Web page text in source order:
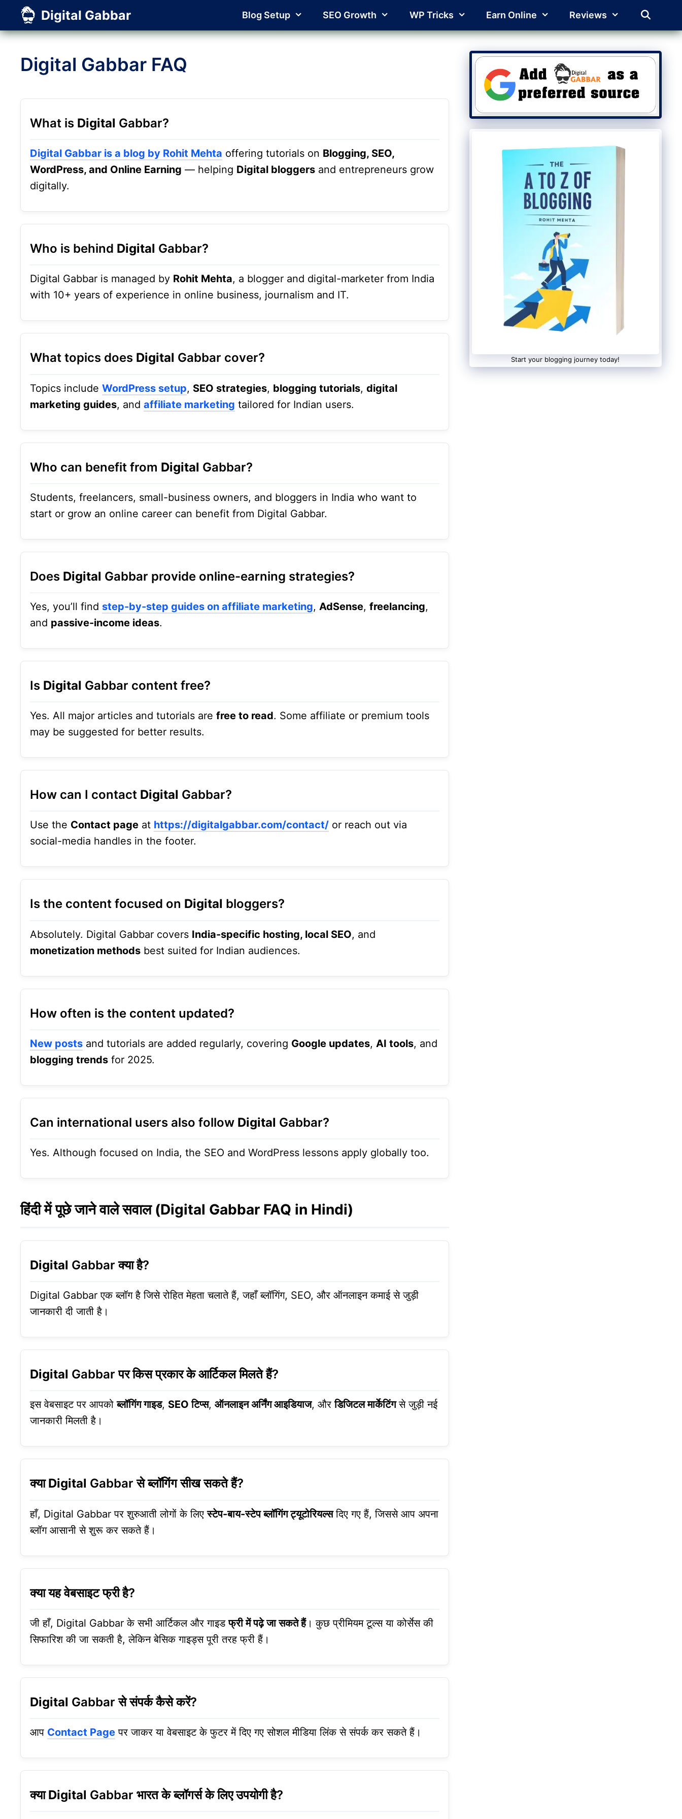
content
Digital Gabbar Blog Setup SEO Growth WP Tricks Earn Online Reviews
Digital Gabbar FAQ
What is Digital Gabbar?
Digital Gabbar is a blog by Rohit Mehta offering tutorials on Blogging, SEO,
WordPress, and Online Earning — helping Digital bloggers and entrepreneurs grow
digitally.
Who is behind Digital Gabbar?
Digital Gabbar is managed by Rohit Mehta, a blogger and digital-marketer from India
with 10+ years of experience in online business, journalism and IT.
What topics does Digital Gabbar cover?
Topics include WordPress setup, SEO strategies, blogging tutorials, digital
marketing guides, and affiliate marketing tailored for Indian users.
Who can benefit from Digital Gabbar?
Students, freelancers, small-business owners, and bloggers in India who want to
start or grow an online career can benefit from Digital Gabbar.
Does Digital Gabbar provide online-earning strategies?
Yes, you’ll find step-by-step guides on affiliate marketing, AdSense, freelancing,
and passive-income ideas.
Is Digital Gabbar content free?
Yes. All major articles and tutorials are free to read. Some affiliate or premium tools
may be suggested for better results.
How can I contact Digital Gabbar?
Use the Contact page at https://digitalgabbar.com/contact/ or reach out via
social-media handles in the footer.
Is the content focused on Digital bloggers?
Absolutely. Digital Gabbar covers India-specific hosting, local SEO, and
monetization methods best suited for Indian audiences.
How often is the content updated?
New posts and tutorials are added regularly, covering Google updates, AI tools, and
blogging trends for 2025.
Can international users also follow Digital Gabbar?
Yes. Although focused on India, the SEO and WordPress lessons apply globally too.
हिंदी में पूछे जाने वाले सवाल (Digital Gabbar FAQ in Hindi)
Digital Gabbar क्या है?
Digital Gabbar एक ब्लॉग है जिसे रोहित मेहता चलाते हैं, जहाँ ब्लॉगिंग, SEO, और ऑनलाइन कमाई से जुड़ी
जानकारी दी जाती है।
Digital Gabbar पर किस प्रकार के आर्टिकल मिलते हैं?
इस वेबसाइट पर आपकोब्लॉगिंग गाइड, SEO टिप्स, ऑनलाइन अर्निंग आइडियाज, औरडिजिटल मार्केटिंगसे जुड़ी नई
जानकारी मिलती है।
क्याDigital Gabbar से ब्लॉगिंग सीख सकते हैं?
हाँ, Digital Gabbar पर शुरुआती लोगों के लिएस्टेप-बाय-स्टेप ब्लॉगिंग ट्यूटोरियल्सदिए गए हैं, जिससे आप अपना
ब्लॉग आसानी से शुरू कर सकते हैं।
क्या यह वेबसाइट फ्री है?
जी हाँ, Digital Gabbar के सभी आर्टिकल और गाइडफ्री में पढ़े जा सकते हैं। कुछ प्रीमियम टूल्स या कोर्सेस की
सिफारिश की जा सकती है, लेकिन बेसिक गाइड्स पूरी तरह फ्री हैं।
Digital Gabbar से संपर्क कैसे करें?
आप Contact Page पर जाकर या वेबसाइट के फुटर में दिए गए सोशल मीडिया लिंक से संपर्क कर सकते हैं।
क्याDigital Gabbar भारत के ब्लॉगर्स के लिए उपयोगी है?
Start your blogging journey today!